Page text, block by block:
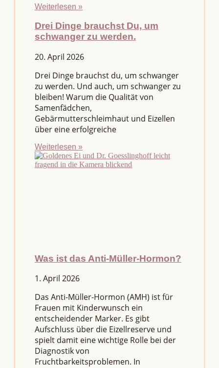
Weiterlesen »
Drei Dinge brauchst Du, um
schwanger zu werden.
20. April 2026
Drei Dinge brauchst du, um schwanger
zu werden. Und auch, um schwanger zu
bleiben! Warum die Qualität von
Samenfädchen,
Gebärmutterschleimhaut und Eizellen
über eine erfolgreiche
Weiterlesen »
Was ist das Anti-Müller-Hormon?
1. April 2026
Das Anti-Müller-Hormon (AMH) ist für
Frauen mit Kinderwunsch ein
entscheidender Marker. Es gibt
Aufschluss über die Eizellreserve und
spielt damit eine wichtige Rolle bei der
Diagnostik von
Fruchtbarkeitsproblemen. In